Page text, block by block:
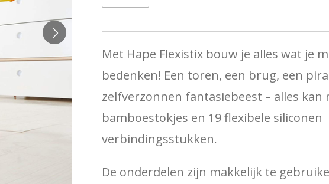
Met Hape Flexistix bouw je alles wat je
bedenken! Een toren, een brug, een
zelfverzonnen fantasiebeest – alles kan
bamboestokjes en 19 flexibele siliconen
verbindingsstukken.
De onderdelen zijn makkelijk te